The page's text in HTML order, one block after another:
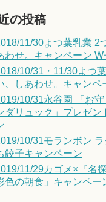
の投稿
11/30よつ葉乳業 2
わせ。キャンペーン W
10/31・11/30よつ
、しあわせ。キャンペ
10/31永谷園 「お
ダリュック」プレゼン
10/31モランボン ラ
餃子キャンペーン
11/29カゴメ×『名
色の朝食」キャンペー